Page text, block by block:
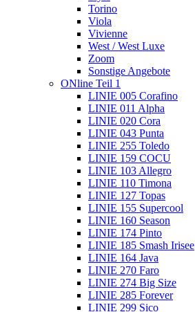
Torino
Viola
Vivienne
West / West Luxe
Zoom
Sonstige Angebote
ONline Teil 1
LINIE 005 Corafino
LINIE 011 Alpha
LINIE 020 Cora
LINIE 043 Punta
LINIE 255 Toledo
LINIE 159 COCU
LINIE 103 Allegro
LINIE 110 Timona
LINIE 127 Topas
LINIE 155 Supercool
LINIE 160 Season
LINIE 174 Pinto
LINIE 185 Smash Irisee
LINIE 164 Java
LINIE 270 Faro
LINIE 274 Big Size
LINIE 285 Forever
LINIE 299 Sico